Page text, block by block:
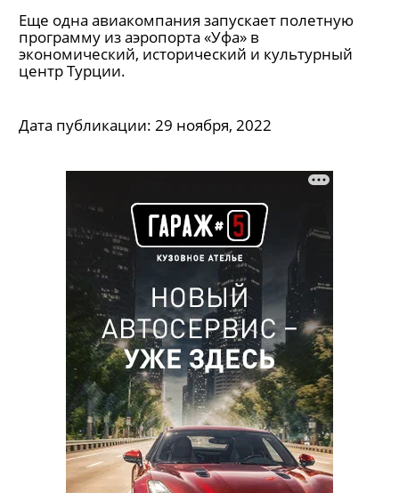
Еще одна авиакомпания запускает полетную
программу из аэропорта «Уфа» в
экономический, исторический и культурный
центр Турции.
Дата публикации: 29 ноября, 2022